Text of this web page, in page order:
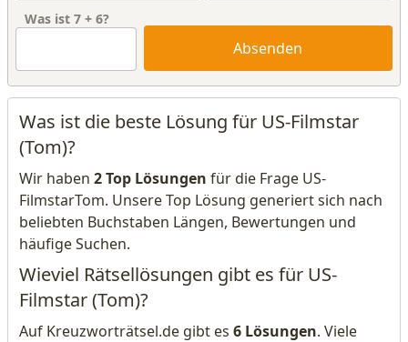
Was ist 7 + 6?
Absenden
Was ist die beste Lösung für US-Filmstar
(Tom)?
Wir haben 2 Top Lösungen für die Frage US-
FilmstarTom. Unsere Top Lösung generiert sich nach
beliebten Buchstaben Längen, Bewertungen und
häufige Suchen.
Wieviel Rätsellösungen gibt es für US-
Filmstar (Tom)?
Auf Kreuzworträtsel.de gibt es 6 Lösungen. Viele